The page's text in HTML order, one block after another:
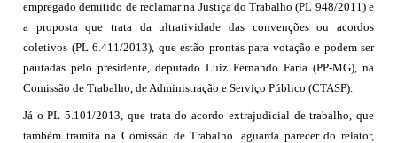
empregado demitido de reclamar na Justiça do Trabalho (PL 948/2011) e
a proposta que trata da ultratividade das convenções ou acordos
coletivos (PL 6.411/2013), que estão prontas para votação e podem ser
pautadas pelo presidente, deputado Luiz Fernando Faria (PP-MG), na
Comissão de Trabalho, de Administração e Serviço Público (CTASP).
Já o PL 5.101/2013, que trata do acordo extrajudicial de trabalho, que
também tramita na Comissão de Trabalho. aguarda parecer do relator,